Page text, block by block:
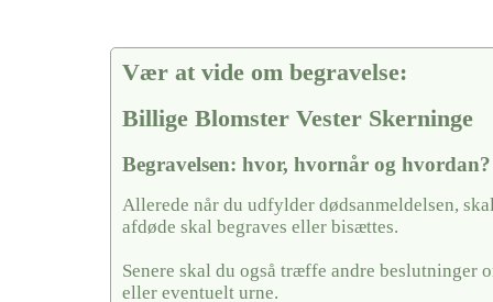
Vær at vide om begravelse:
Billige Blomster Vester Skerninge
Begravelsen: hvor, hvornår og hvordan?
Allerede når du udfylder dødsanmeldelsen,
afdøde skal begraves eller bisættes.
Senere skal du også træffe andre beslutninger
eller eventuelt urne.